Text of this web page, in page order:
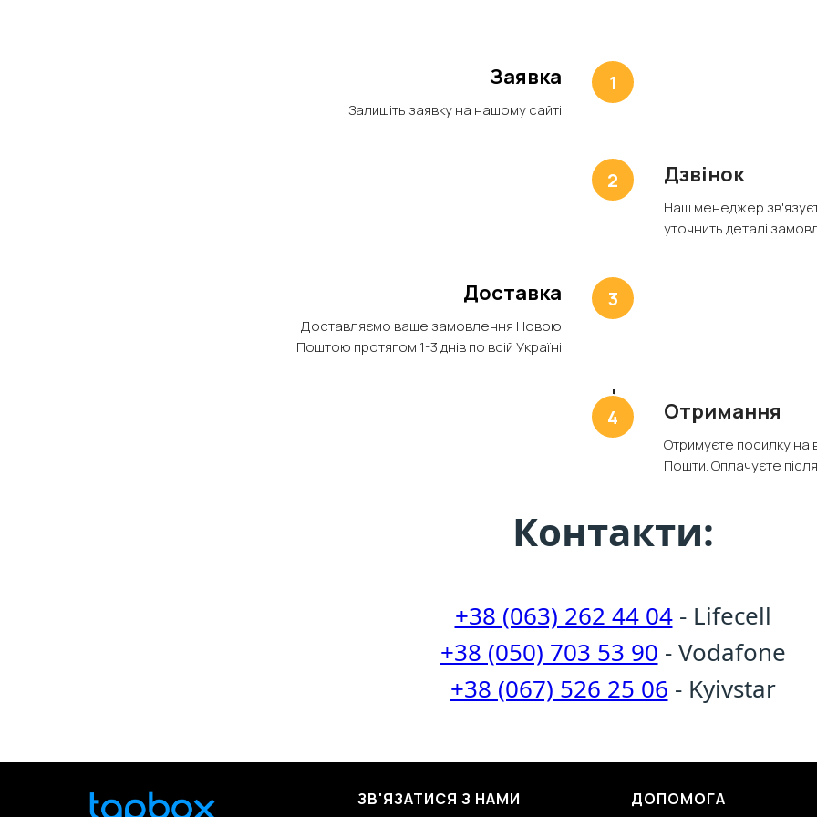
Заявка
Залишіть заявку на нашому сайті
Дзвінок
Наш менеджер
уточнить деталі
Доставка
Доставляємо ваше замовлення Новою
Поштою протягом 1-3 днів по всій Україні
Отримання
Отримуєте посилку на
Пошти. Оплачуєте
Контакти:
+38 (063) 262 44 04- Lifecell
+38 (050) 703 53 90 - Vodafone
+38 (067) 526 25 06 - Kyivstar
ЗВ'ЯЗАТИСЯ З НАМИ ДОПОМОГА